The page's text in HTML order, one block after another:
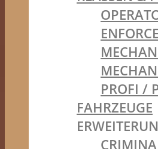
PROFI /
FAHRZEUGE